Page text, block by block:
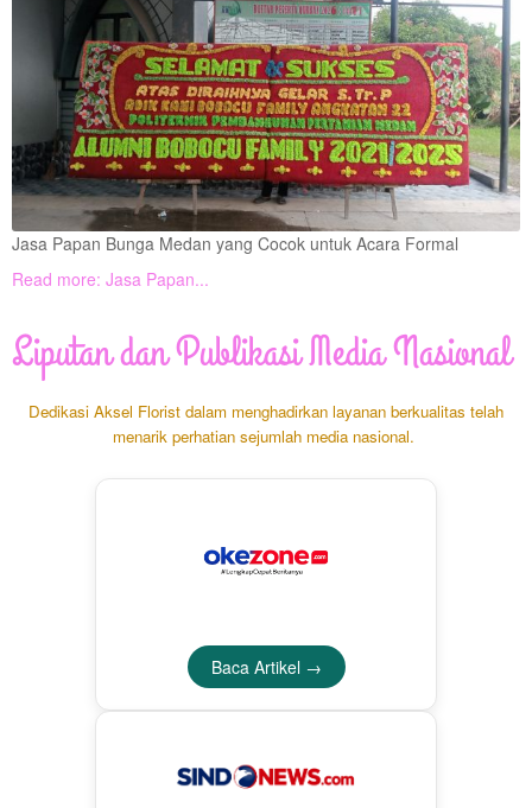
Jasa Papan Bunga Medan yang Cocok untuk Acara Formal
Read more: Jasa Papan...
Liputan dan Publikasi Media Nasional
Dedikasi Aksel Florist dalam menghadirkan layanan berkualitas telah
menarik perhatian sejumlah media nasional.
Baca Artikel →